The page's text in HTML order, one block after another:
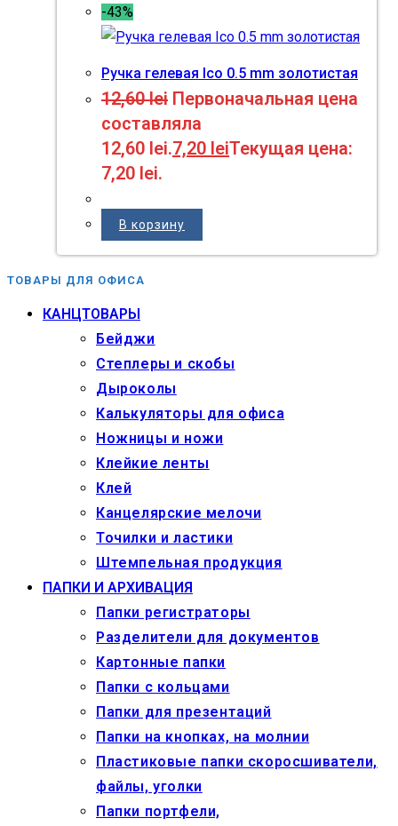
-43%
Ручка гелевая Ico 0.5 mm золотистая
12,60lei Первоначальная цена
составляла
12,60 lei.7,20 leiТекущая цена:
7,20 lei.
В корзину
ТОВАРЫ ДЛЯ ОФИСА
КАНЦТОВАРЫ
Бейджи
Степлеры и скобы
Дыроколы
Калькуляторы для офиса
Ножницы и ножи
Клейкие ленты
Клей
Канцелярские мелочи
Точилки и ластики
Штемпельная продукция
ПАПКИ И АРХИВАЦИЯ
Папки регистраторы
Разделители для документов
Картонные папки
Папки с кольцами
Папки для презентаций
Папки на кнопках, на молнии
Пластиковые папки скоросшиватели,
файлы, уголки
Папки портфели,